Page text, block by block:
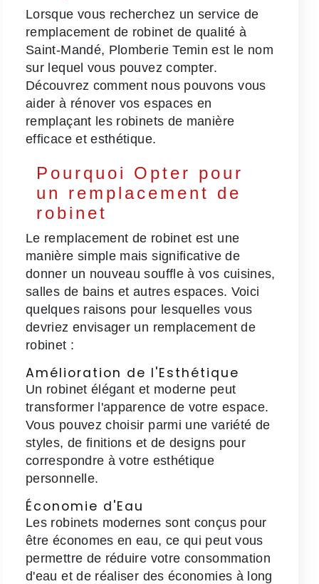
Lorsque vous recherchez un service de
remplacement de robinet de qualité à
Saint-Mandé, Plomberie Temin est le nom
sur lequel vous pouvez compter.
Découvrez comment nous pouvons vous
aider à rénover vos espaces en
remplaçant les robinets de manière
efficace et esthétique.
Pourquoi Opter pour
un remplacement de
robinet
Le remplacement de robinet est une
manière simple mais significative de
donner un nouveau souffle à vos cuisines,
salles de bains et autres espaces. Voici
quelques raisons pour lesquelles vous
devriez envisager un remplacement de
robinet :
Amélioration de l'Esthétique
Un robinet élégant et moderne peut
transformer l'apparence de votre espace.
Vous pouvez choisir parmi une variété de
styles, de finitions et de designs pour
correspondre à votre esthétique
personnelle.
Économie d'Eau
Les robinets modernes sont conçus pour
être économes en eau, ce qui peut vous
permettre de réduire votre consommation
d'eau et de réaliser des économies à long